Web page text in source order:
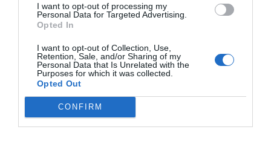
I want to opt-out of processing my
Personal Data for Targeted Advertising.
Opted In
I want to opt-out of Collection, Use,
Retention, Sale, and/or Sharing of my
Personal Data that Is Unrelated with the
Purposes for which it was collected.
Opted Out
CONFIRM